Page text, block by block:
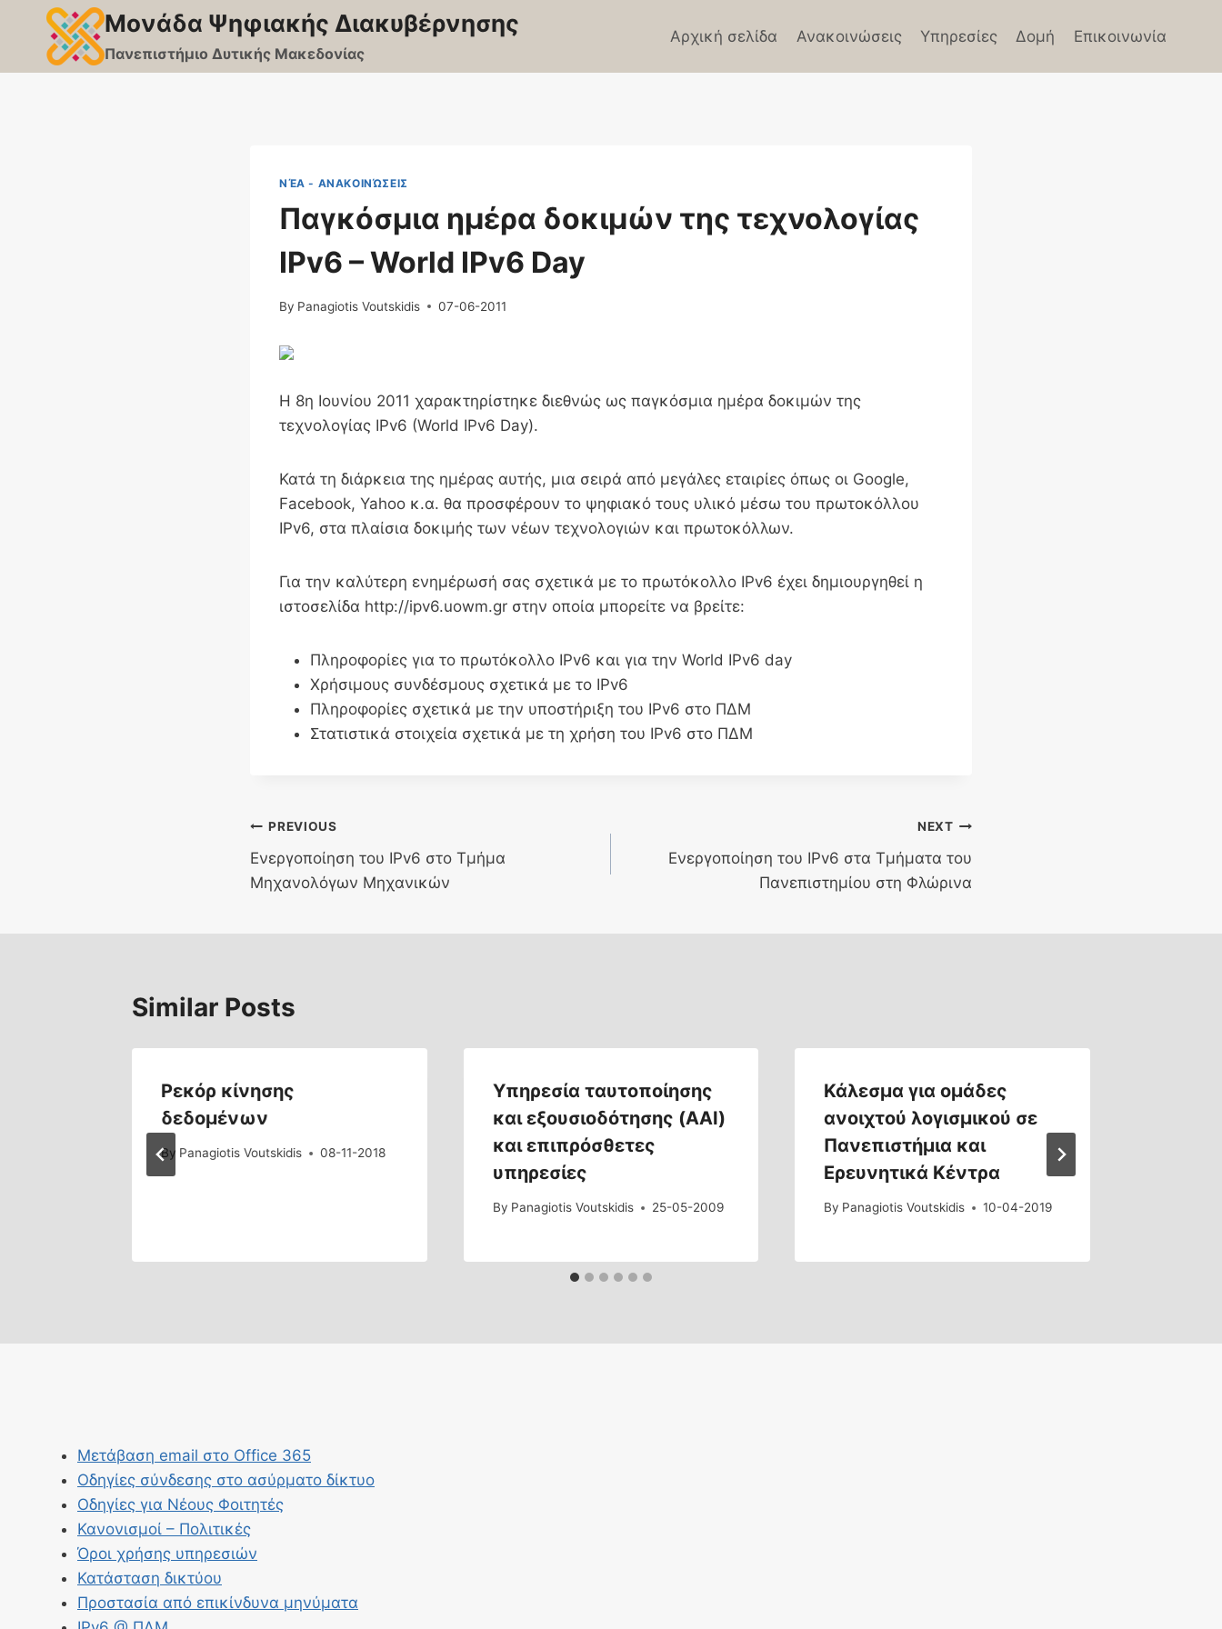
content
Μονάδα Ψηφιακής Διακυβέρνησης
Πανεπιστήμιο Δυτικής Μακεδονίας
Αρχική σελίδα Ανακοινώσεις Υπηρεσίες Δομή Επικοινωνία
ΝΈΑ - ΑΝΑΚΟΙΝΏΣΕΙΣ
Παγκόσμια ημέρα δοκιμών της τεχνολογίας
IPv6 – World IPv6 Day
By Panagiotis Voutskidis 07-06-2011
Η 8η Ιουνίου 2011 χαρακτηρίστηκε διεθνώς ως παγκόσμια ημέρα δοκιμών της
τεχνολογίας IPv6 (World IPv6 Day).
Κατά τη διάρκεια της ημέρας αυτής, μια σειρά από μεγάλες εταιρίες όπως οι Google,
Facebook, Yahoo κ.α. θα προσφέρουν το ψηφιακό τους υλικό μέσω του πρωτοκόλλου
IPv6, στα πλαίσια δοκιμής των νέων τεχνολογιών και πρωτοκόλλων.
Για την καλύτερη ενημέρωσή σας σχετικά με το πρωτόκολλο IPv6 έχει δημιουργηθεί η
ιστοσελίδα http://ipv6.uowm.gr στην οποία μπορείτε να βρείτε:
Πληροφορίες για το πρωτόκολλο IPv6 και για την World IPv6 day
Χρήσιμους συνδέσμους σχετικά με το IPv6
Πληροφορίες σχετικά με την υποστήριξη του IPv6 στο ΠΔΜ
Στατιστικά στοιχεία σχετικά με τη χρήση του IPv6 στο ΠΔΜ
Post
navigation
PREVIOUS
Ενεργοποίηση του IPv6 στο Τμήμα
Μηχανολόγων Μηχανικών
NEXT
Ενεργοποίηση του IPv6 στα Τμήματα του
Πανεπιστημίου στη Φλώρινα
Similar Posts
Ρεκόρ κίνησης
δεδομένων
By Panagiotis Voutskidis 08-11-2018
Υπηρεσία ταυτοποίησης
και εξουσιοδότησης (AAI)
και επιπρόσθετες
υπηρεσίες
By Panagiotis Voutskidis 25-05-2009
Κάλεσμα για ομάδες
ανοιχτού λογισμικού σε
Πανεπιστήμια και
Ερευνητικά Κέντρα
By Panagiotis Voutskidis 10-04-2019
Μετάβαση email στο Office 365
Οδηγίες σύνδεσης στο ασύρματο δίκτυο
Οδηγίες για Νέους Φοιτητές
Κανονισμοί – Πολιτικές
Όροι χρήσης υπηρεσιών
Κατάσταση δικτύου
Προστασία από επικίνδυνα μηνύματα